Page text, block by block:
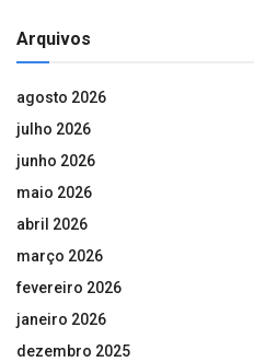
Arquivos
agosto 2026
julho 2026
junho 2026
maio 2026
abril 2026
março 2026
fevereiro 2026
janeiro 2026
dezembro 2025